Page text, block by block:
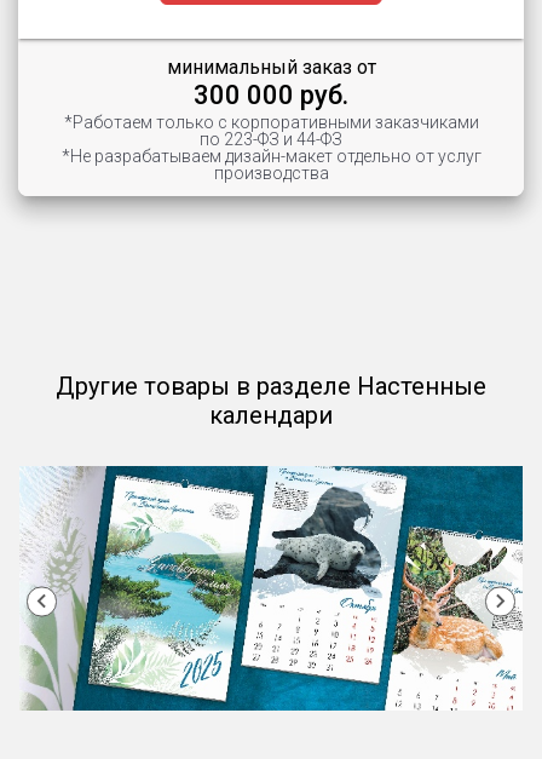
минимальный заказ от
300 000 руб.
*Работаем только с корпоративными заказчиками
по 223-ФЗ и 44-ФЗ
*Не разрабатываем дизайн-макет отдельно от услуг
производства
Другие товары в разделе Настенные
календари